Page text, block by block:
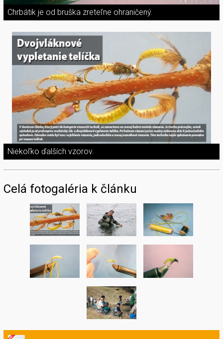
Chrbátik je od bruška zreteľne ohraničený.
Niekoľko ďalších vzorov.
Celá fotogaléria k článku